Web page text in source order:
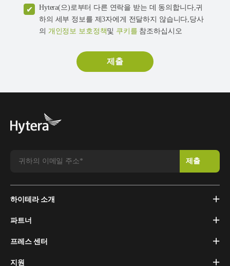
Hytera(으)로부터 다른 연락을 받는 데 동의합니다,귀
하의 세부 정보를 제3자에게 전달하지 않습니다,당사
의 개인정보 보호정책및 쿠키를 참조하십시오
하이테라 소개
파트너
프레스 센터
지원